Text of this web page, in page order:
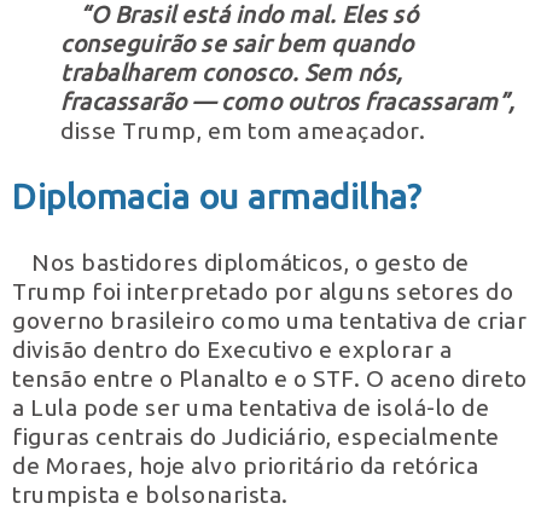
“O Brasil está indo mal. Eles só
conseguirão se sair bem quando
trabalharem conosco. Sem nós,
fracassarão — como outros fracassaram”,
disse Trump, em tom ameaçador.
Diplomacia ou armadilha?
Nos bastidores diplomáticos, o gesto de
Trump foi interpretado por alguns setores do
governo brasileiro como uma tentativa de criar
divisão dentro do Executivo e explorar a
tensão entre o Planalto e o STF. O aceno direto
a Lula pode ser uma tentativa de isolá-lo de
figuras centrais do Judiciário, especialmente
de Moraes, hoje alvo prioritário da retórica
trumpista e bolsonarista.